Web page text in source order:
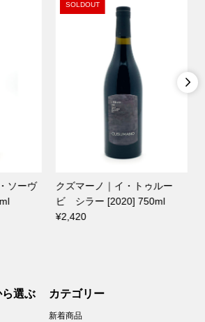
ソーヴ
SOLDOUT
クズマーノ｜イ・トゥルー
ビ シラー [2020] 750ml
¥2,420

選ぶ カテゴリー
新着商品